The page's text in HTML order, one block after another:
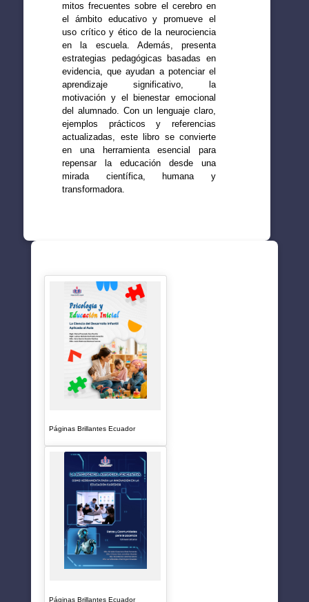
mitos frecuentes sobre el cerebro en
el ámbito educativo y promueve el
uso crítico y ético de la neurociencia
en la escuela. Además, presenta
estrategias pedagógicas basadas en
evidencia, que ayudan a potenciar el
aprendizaje significativo, la
motivación y el bienestar emocional
del alumnado. Con un lenguaje claro,
ejemplos prácticos y referencias
actualizadas, este libro se convierte
en una herramienta esencial para
repensar la educación desde una
mirada científica, humana y
transformadora.
Páginas Brillantes Ecuador
Páginas Brillantes Ecuador